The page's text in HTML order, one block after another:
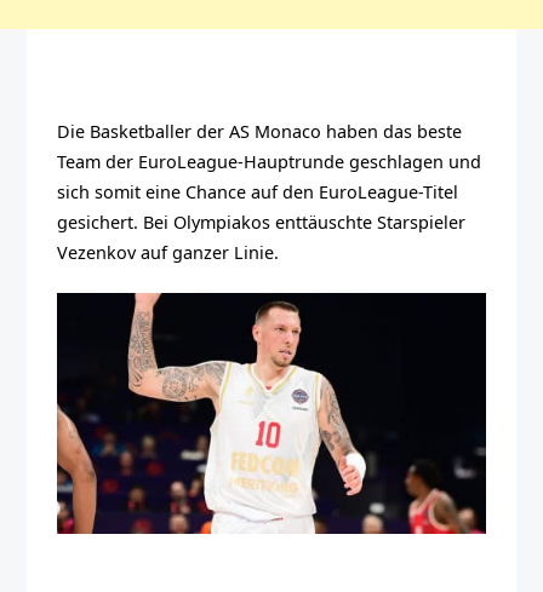
Die Basketballer der AS Monaco haben das beste
Team der EuroLeague-Hauptrunde geschlagen und
sich somit eine Chance auf den EuroLeague-Titel
gesichert. Bei Olympiakos enttäuschte Starspieler
Vezenkov auf ganzer Linie.